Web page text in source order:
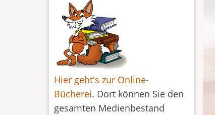
Hier geht's zur Online-
Bücherei. Dort können Sie den
gesamten Medienbestand